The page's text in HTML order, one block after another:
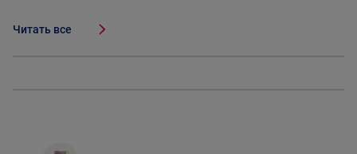
Читать все